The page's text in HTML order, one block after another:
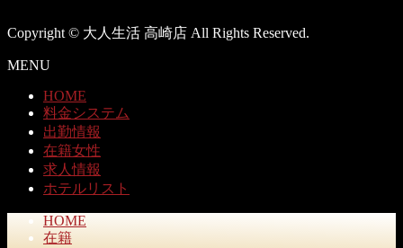
Copyright © 大人生活 高崎店 All Rights Reserved.
MENU
HOME
料金システム
出勤情報
在籍女性
求人情報
ホテルリスト
HOME
在籍